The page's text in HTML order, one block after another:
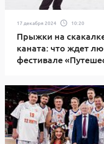
17 декабря 2024 10:20
Прыжки на
каната: что ждет
фестивале